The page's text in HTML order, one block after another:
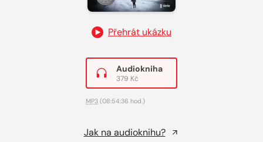
Přehrát ukázku
Audiokniha
379 Kč
MP3 (08:54:36 hod.)
Jak na audioknihu?